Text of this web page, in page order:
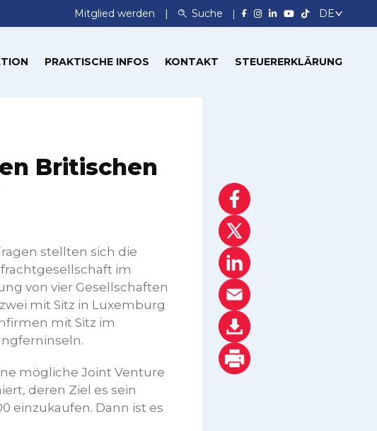
Mitglied werden Suche
PRAKTISCHE INFOS KONTAKT STEUERERKLÄRUNG
Britischen
stellten sich die
im
von vier Gesellschaften
mit Sitz in Luxemburg
mit Sitz im
mögliche Joint Venture
deren Ziel es sein
einzukaufen. Dann ist es